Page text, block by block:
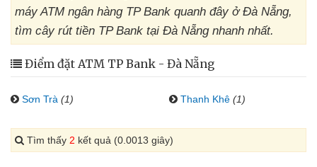
máy ATM ngân hàng TP Bank quanh đây ở Đà Nẵng,
tìm cây rút tiền TP Bank tại Đà Nẵng nhanh nhất.
Điểm đặt ATM TP Bank - Đà Nẵng
Sơn Trà (1) Thanh Khê (1)
Tìm thấy 2 kết quả (0.0013 giây)